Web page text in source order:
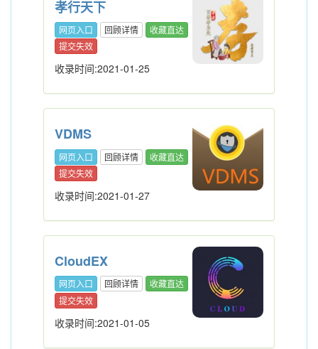
孝行天下
网页入口 回顾详情
收藏直达
提交失效
收录时间:2021-01-25
VDMS
网页入口 回顾详情
收藏直达
提交失效
收录时间:2021-01-27
CloudEX
网页入口 回顾详情
收藏直达
提交失效
收录时间:2021-01-05